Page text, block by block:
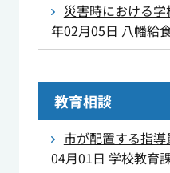
災害時における
年02月05日 八幡給
教育相談
市が配置する指
04月01日 学校教育